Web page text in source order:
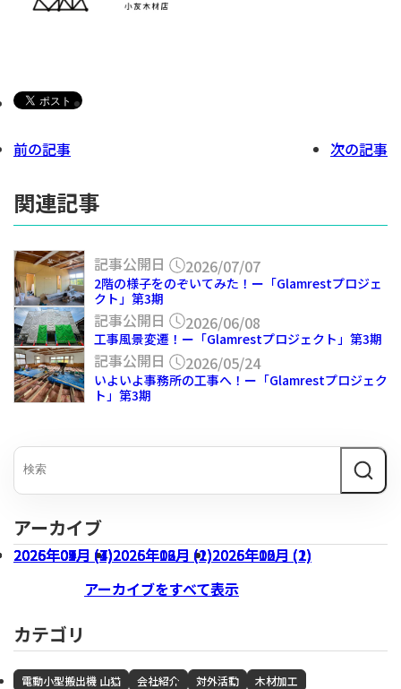
前の記事 次の記事
関連記事
2階の様子をのぞいてみた！ー「Glamrestプロジェ
クト」第3期
記事公開日 2026/07/07
工事風景変遷！ー「Glamrestプロジェクト」第3期
記事公開日 2026/06/08
いよいよ事務所の工事へ！ー「Glamrestプロジェク
ト」第3期
記事公開日 2026/05/24
アーカイブ
2026年07月 (3)2026年06月 (1)2026年05月 (1)
2026年04月 (1)2026年03月 (1)2026年02月 (2)
2026年01月 (4)2025年12月 (2)2025年10月 (2)
2025年09月 (7)
アーカイブをすべて表示
カテゴリ
電動小型搬出機 山猫 会社紹介 対外活動
木材加工